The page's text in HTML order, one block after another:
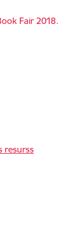
Fair 2018.
resurss